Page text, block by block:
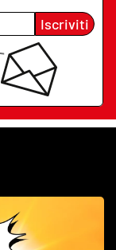
Iscriviti